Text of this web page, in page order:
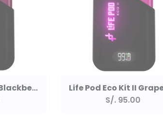
Life Pod Eco Kit II Blackberry Ice 10000 Puff 5%
S/. 95.00